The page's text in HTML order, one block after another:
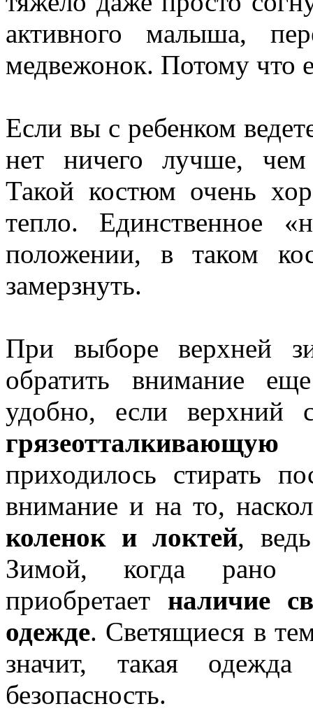
активного малыша,
медвежонок. Потому что
Если вы с ребенком
нет ничего лучше,
Такой костюм очень
тепло. Единственное
положении, в таком
замерзнуть.
При выборе верхней
обратить внимание
удобно, если верхний
грязеотталкивающую
приходилось стирать
внимание и на то,
коленок и локтей,
Зимой, когда рано
приобретает наличие
одежде. Светящиеся в
значит, такая одежда
безопасность.